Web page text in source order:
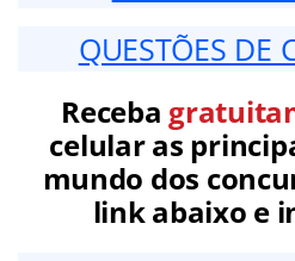
QUESTÕES DE
Receba
celular as
mundo dos
link abaixo e